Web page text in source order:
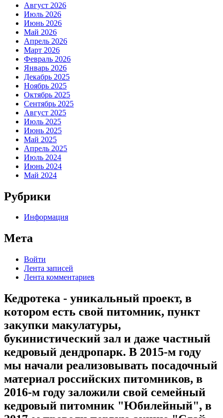
Август 2026
Июль 2026
Июнь 2026
Май 2026
Апрель 2026
Март 2026
Февраль 2026
Январь 2026
Декабрь 2025
Ноябрь 2025
Октябрь 2025
Сентябрь 2025
Август 2025
Июль 2025
Июнь 2025
Май 2025
Апрель 2025
Июль 2024
Июнь 2024
Май 2024
Рубрики
Информация
Мета
Войти
Лента записей
Лента комментариев
Кедротека - уникальный проект, в
котором есть свой питомник, пункт
закупки макулатуры,
букинистический зал и даже частный
кедровый дендропарк. В 2015-м году
мы начали реализовывать посадочный
материал российских питомников, в
2016-м году заложили свой семейный
кедровый питомник "Юбилейный", в